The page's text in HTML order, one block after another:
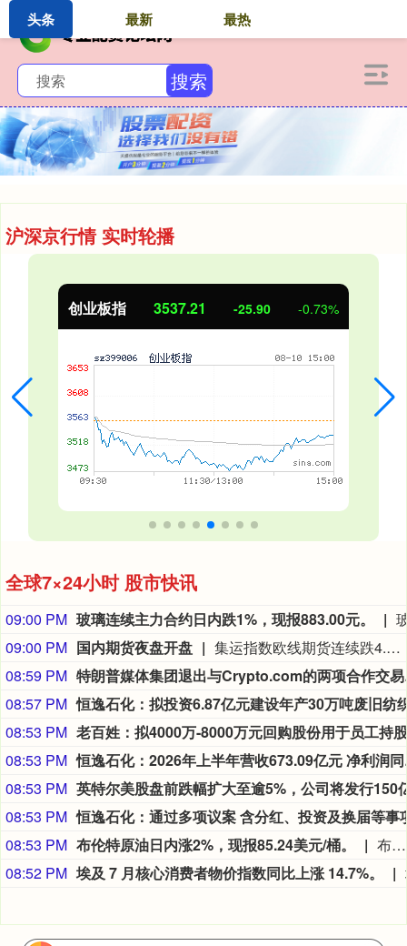
搜索
沪深京行情 实时轮播
创业板指 3537.21 -25.90 -0.73%
全球7×24小时 股市快讯
09:00 PM 玻璃连续主力合约日内跌1%，现报883.00元。
09:00 PM 国内期货夜盘开盘
集运指数欧线期货连续跌4.55%，碳酸锂连续涨2.87%，多晶硅连续跌2.54%，低硫燃料油连续涨1.64%，燃料油连续涨1.60%。
08:59 PM
特朗
08:57 PM
08:53 PM
08:53 PM
恒逸
08:53 PM
08:53 PM
08:53 PM 布伦特原油日内涨2%，现报85.24美元/桶。
布伦特原油日内涨2%，现报85.24美元/桶。
08:52 PM 埃及 7 月核心消费者物价指数同比上涨 14.7%。
头条 最新 最热